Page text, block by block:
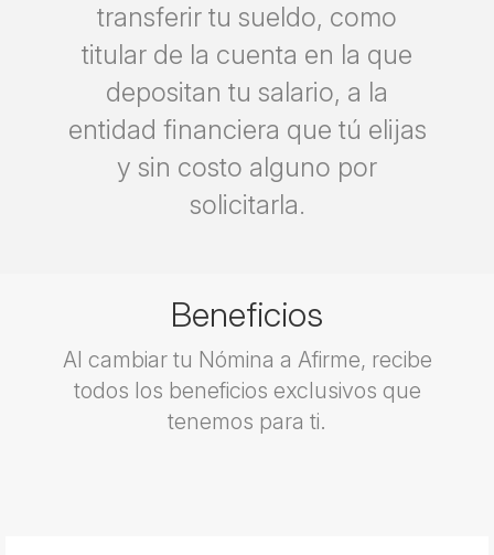
transferir tu sueldo, como
titular de la cuenta en la que
depositan tu salario, a la
entidad financiera que tú elijas
y sin costo alguno por
solicitarla.
Beneficios
Al cambiar tu Nómina a Afirme, recibe
todos los beneficios exclusivos que
tenemos para ti.